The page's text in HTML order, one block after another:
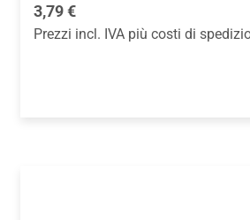
Prezzo normale:
3,79 €
Prezzi incl. IVA più costi di